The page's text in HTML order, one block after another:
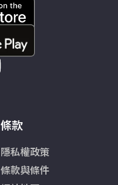
條款
隱私權政策
條款與條件